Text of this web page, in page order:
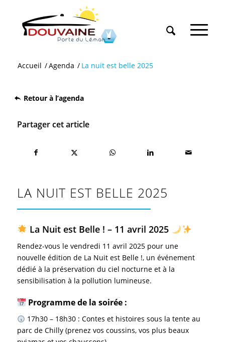
Accueil /Agenda / La nuit est belle 2025
Retour à l’agenda
Partager cet article
LA NUIT EST BELLE 2025
La Nuit est Belle ! – 11 avril 2025
Rendez-vous le vendredi 11 avril 2025 pour une
nouvelle édition de La Nuit est Belle !, un événement
dédié à la préservation du ciel nocturne et à la
sensibilisation à la pollution lumineuse.
Programme de la soirée :
17h30 – 18h30 : Contes et histoires sous la tente au
parc de Chilly (prenez vos coussins, vos plus beaux